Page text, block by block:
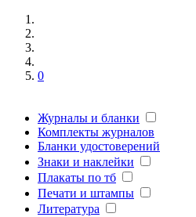
0
Журналы и бланки
Комплекты журналов
Бланки удостоверений
Знаки и наклейки
Плакаты по тб
Печати и штампы
Литература